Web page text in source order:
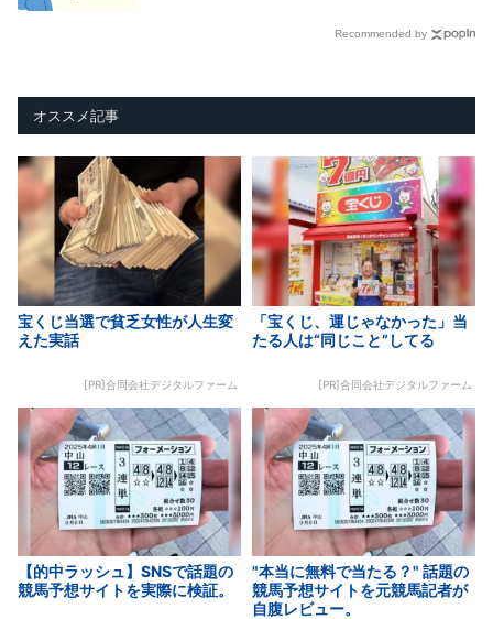
Recommended by
オススメ記事
宝くじ当選で貧乏女性が人生変
えた実話
[PR]合同会社デジタルファーム
「宝くじ、運じゃなかった」当
たる人は“同じこと”してる
[PR]合同会社デジタルファーム
【的中ラッシュ】SNSで話題の
競馬予想サイトを実際に検証。
"本当に無料で当たる？" 話題の
競馬予想サイトを元競馬記者が
自腹レビュー。